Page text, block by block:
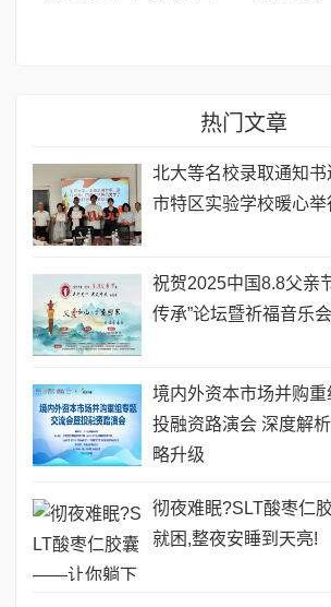
热门文章
北大等名校录取通知
市特区实验学校暖心举
祝贺2025中国8.8父亲
传承”论坛暨祈福音乐
境内外资本市场并购
投融资路演会 深度解
略升级
彻夜难眠?SLT酸枣仁
就困,整夜安睡到天亮!